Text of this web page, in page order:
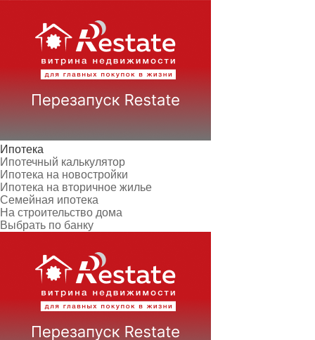
Ипотека
Ипотечный калькулятор
Ипотека на новостройки
Ипотека на вторичное жилье
Семейная ипотека
На строительство дома
Выбрать по банку